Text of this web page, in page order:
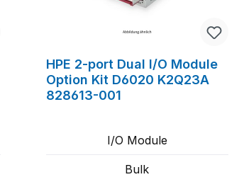
HPE 2-port Dual I/O Module
Option Kit D6020 K2Q23A
828613-001
I/O Module
Bulk